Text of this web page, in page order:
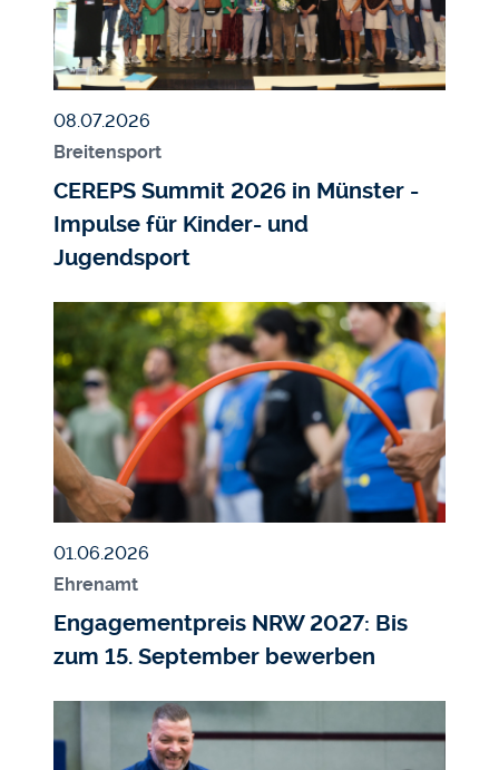
Veröffentlicht am
08.07.2026
Breitensport
CEREPS Summit 2026 in Münster -
Impulse für Kinder- und
Jugendsport
Bildmedium
Bild
Veröffentlicht am
01.06.2026
Ehrenamt
Engagementpreis NRW 2027: Bis
zum 15. September bewerben
Bildmedium